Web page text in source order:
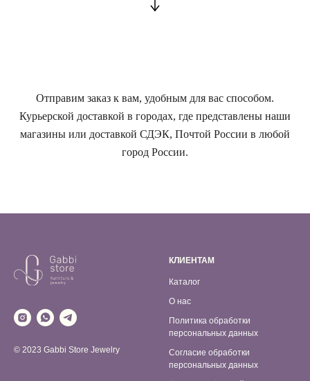
Отправим заказ к вам, удобным для вас способом.
Курьерской доставкой в городах, где представлены наши
магазины или доставкой СДЭК, Почтой России в любой
город России.
© 2023 Gabbi Store Jewelry
КЛИЕНТАМ
Каталог
О нас
Политика обработки
персональных данных
Согласие обработки
персональных данных